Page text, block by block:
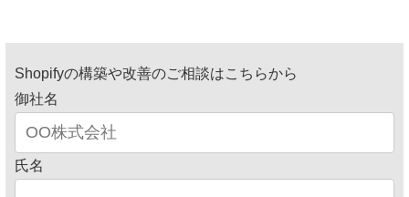
Shopifyの構築や改善のご相談はこちらから
御社名
氏名